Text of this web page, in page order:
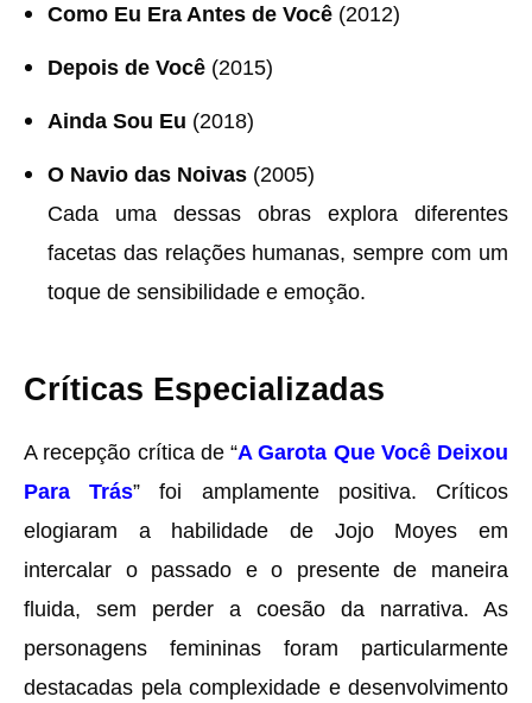
Como Eu Era Antes de Você (2012)
Depois de Você (2015)
Ainda Sou Eu (2018)
O Navio das Noivas (2005)
Cada uma dessas obras explora diferentes
facetas das relações humanas, sempre com um
toque de sensibilidade e emoção.
Críticas Especializadas
A recepção crítica de “A Garota Que Você Deixou
Para Trás” foi amplamente positiva. Críticos
elogiaram a habilidade de Jojo Moyes em
intercalar o passado e o presente de maneira
fluida, sem perder a coesão da narrativa. As
personagens femininas foram particularmente
destacadas pela complexidade e desenvolvimento